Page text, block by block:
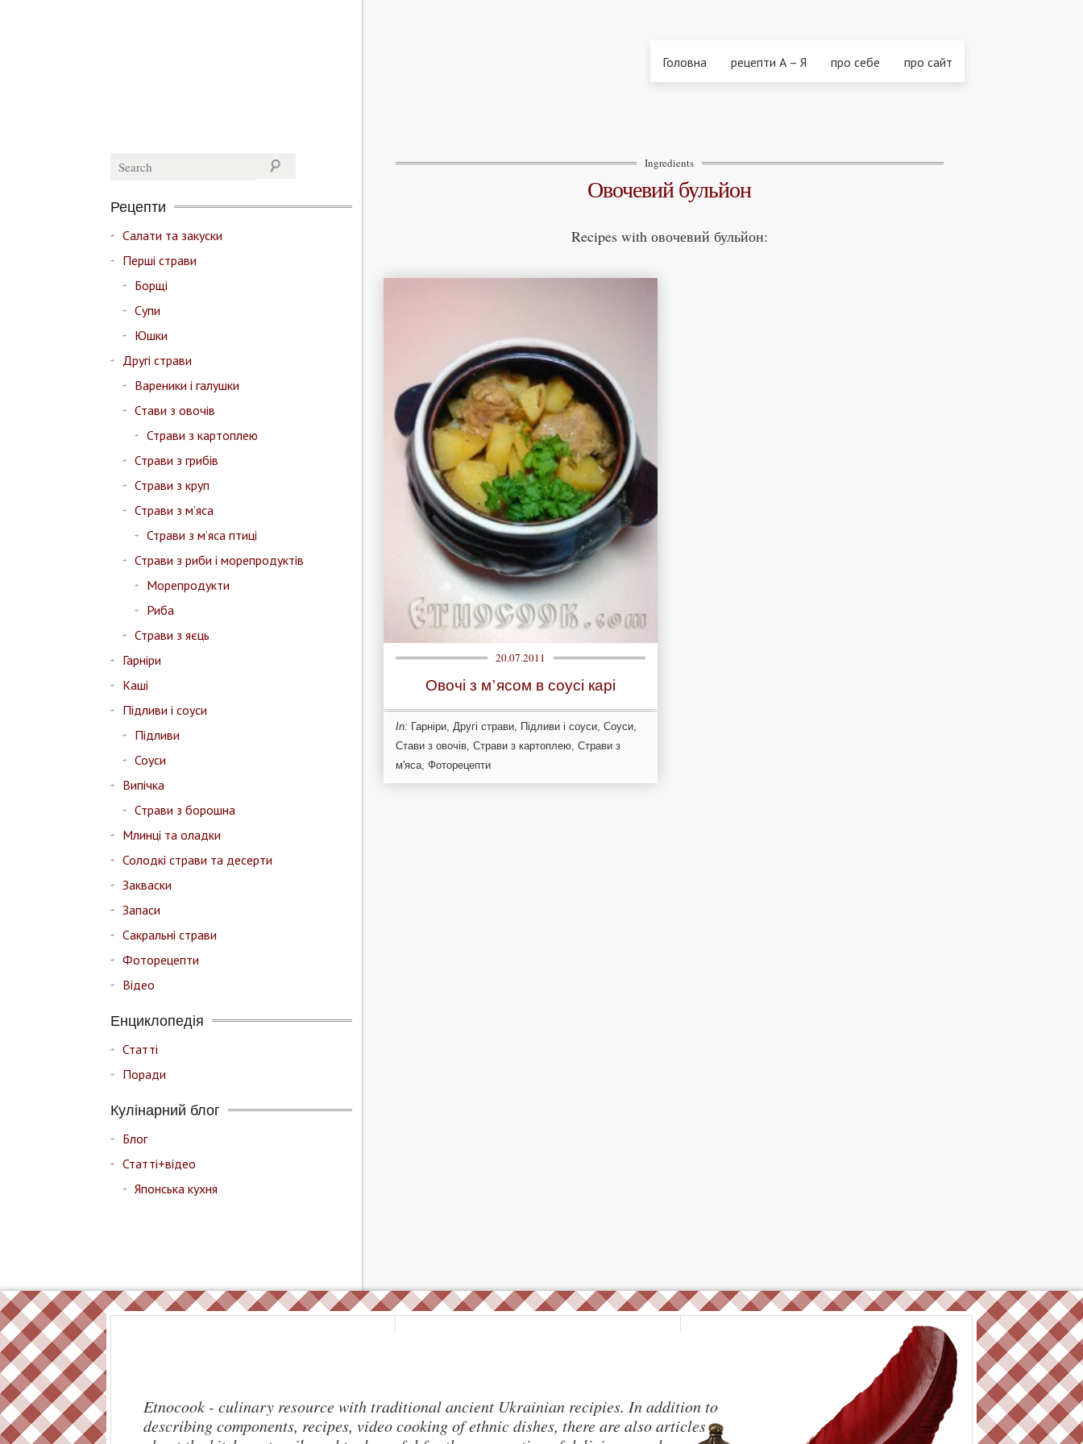
Головна рецепти А – Я про себе про сайт
Ingredients
овочевий бульйон
Recipes with овочевий бульйон:
20.07.2011
Овочі з м’ясом в соусі карі
In: Гарніри, Другі страви, Підливи і соуси, Соуси,
Стави з овочів, Страви з картоплею, Страви з
м'яса, Фоторецепти
Рецепти
Салати та закуски
Перші страви
Борщі
Супи
Юшки
Другі страви
Вареники і галушки
Стави з овочів
Страви з картоплею
Страви з грибів
Страви з круп
Страви з м’яса
Страви з м’яса птиці
Страви з риби і морепродуктів
Морепродукти
Риба
Страви з яєць
Гарніри
Каші
Підливи і соуси
Підливи
Соуси
Випічка
Страви з борошна
Млинці та оладки
Солодкі страви та десерти
Закваски
Запаси
Сакральні страви
Фоторецепти
Відео
Енциклопедія
Статті
Поради
Кулінарний блог
Блог
Статті+відео
Японська кухня
Etnocook - culinary resource with traditional ancient Ukrainian recipies. In addition to
describing components, recipes, video cooking of ethnic dishes, there are also articles